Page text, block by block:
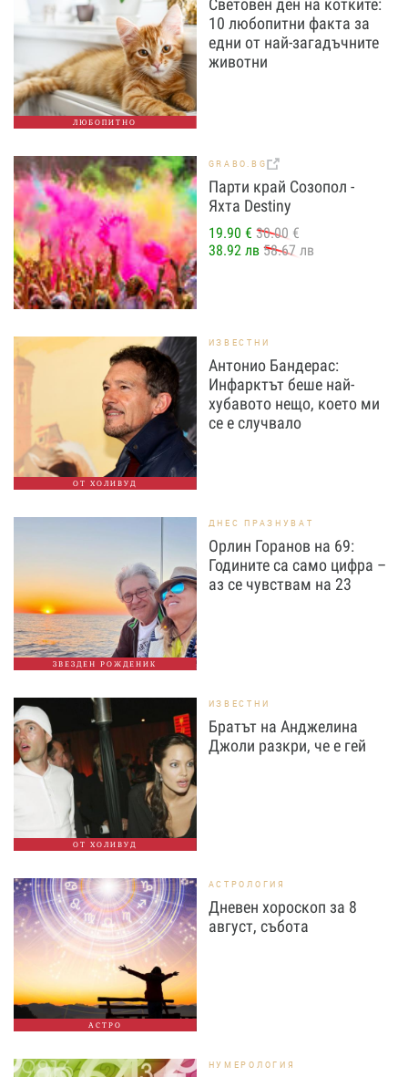
ЛЮБОПИТНО
Световен ден на котките:
10 любопитни факта за
едни от най-загадъчните
животни
GRABO.BG
Парти край Созопол -
Яхта Destiny
19.90 € 30.00 €
38.92 лв 58.67 лв
ОТ ХОЛИВУД
ИЗВЕСТНИ
Антонио Бандерас:
Инфарктът беше най-
хубавото нещо, което ми
се е случвало
ЗВЕЗДЕН РОЖДЕНИК
ДНЕС ПРАЗНУВАТ
Орлин Горанов на 69:
Годините са само цифра –
аз се чувствам на 23
ОТ ХОЛИВУД
ИЗВЕСТНИ
Братът на Анджелина
Джоли разкри, че е гей
АСТРО
АСТРОЛОГИЯ
Дневен хороскоп за 8
август, събота
НУМЕРОЛОГИЯ